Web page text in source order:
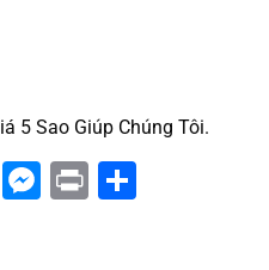
5 Sao Giúp Chúng Tôi.
Facebook
Messenger
Print